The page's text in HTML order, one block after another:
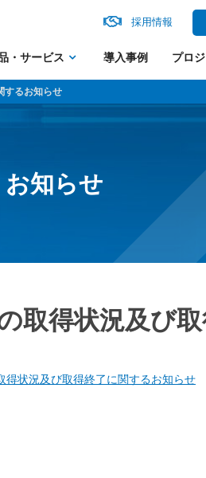
・サービス 導入事例 プロ
採用情報
するお知らせ
お知らせ
取得状況及び
得状況及び取得終了に関するお知らせ